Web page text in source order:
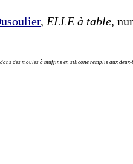
, ELLE à table,
des moules à muffins en silicone remplis aux deux-